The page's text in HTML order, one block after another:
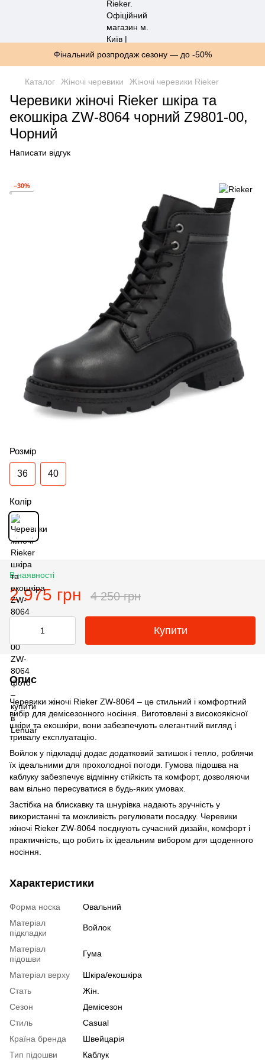
Фінальний розпродаж сезону — до -50%
Каталог Жіночі черевики Жіночі черевики Rieker
Черевики жіночі Rieker шкіра та
екошкіра ZW-8064 чорний Z9801-00,
Чорний
Написати відгук
−30%
Розмір
36 40
Колір
В наявності
2 975 грн 4 250 грн
Купити
Опис
Черевики жіночі Rieker ZW-8064 – це стильний і комфортний
вибір для демісезонного носіння. Виготовлені з високоякісної
шкіри та екошкіри, вони забезпечують елегантний вигляд і
тривалу експлуатацію.
Войлок у підкладці додає додатковий затишок і тепло, роблячи
їх ідеальними для прохолодної погоди. Гумова підошва на
каблуку забезпечує відмінну стійкість та комфорт, дозволяючи
вам вільно пересуватися в будь-яких умовах.
Застібка на блискавку та шнурівка надають зручність у
використанні та можливість регулювати посадку. Черевики
жіночі Rieker ZW-8064 поєднують сучасний дизайн, комфорт і
практичність, що робить їх ідеальним вибором для щоденного
носіння.
Характеристики
Форма носка
Овальний
Матеріал
підкладки
Войлок
Матеріал
підошви
Гума
Матеріал верху
Шкіра/екошкіра
Стать
Жін.
Сезон
Демісезон
Стиль
Casual
Країна бренда
Швейцарія
Тип підошви
Каблук